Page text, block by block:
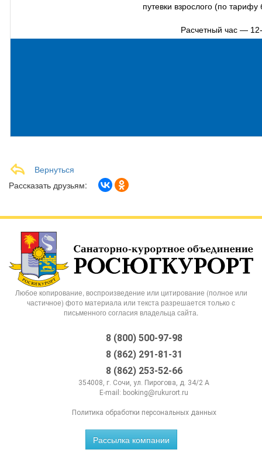
путевки взрослого (по тарифу
Расчетный час —
Вернуться
Рассказать друзьям:
Любое копирование, воспроизведение или цитирование (полное или
частичное) фото материала или текста разрешается только с
письменного согласия владельца сайта.
8 (800) 500-97-98
8 (862) 291-81-31
8 (862) 253-52-66
354008, г. Сочи, ул. Пирогова, д. 34/2 А
E-mail: booking@rukurort.ru
Политика обработки персональных данных
Рассылка компании